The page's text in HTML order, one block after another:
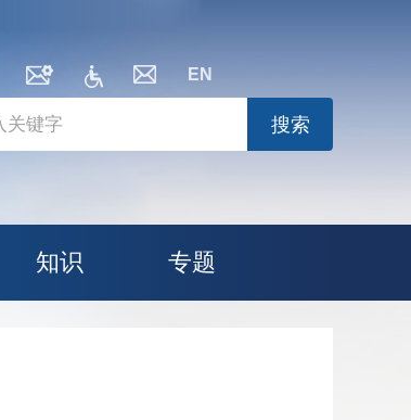
EN
搜索
知识 专题